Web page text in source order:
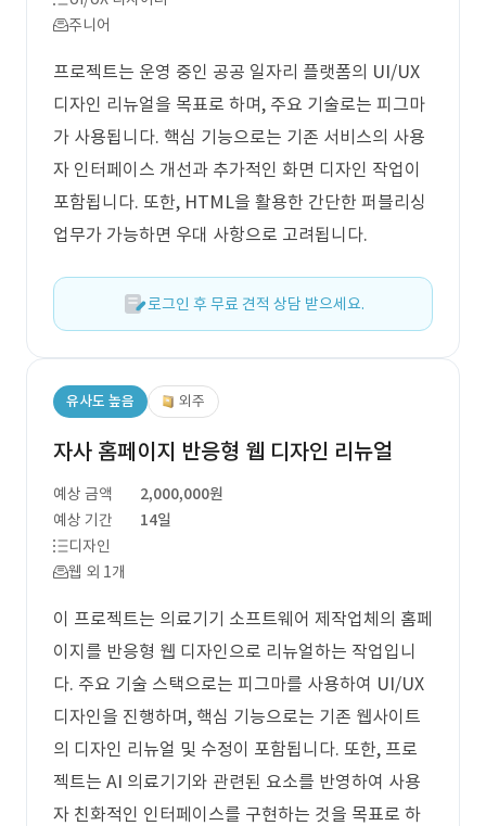
주니어
프로젝트는 운영 중인 공공 일자리 플랫폼의 UI/UX
디자인 리뉴얼을 목표로 하며, 주요 기술로는 피그마
가 사용됩니다. 핵심 기능으로는 기존 서비스의 사용
자 인터페이스 개선과 추가적인 화면 디자인 작업이
포함됩니다. 또한, HTML을 활용한 간단한 퍼블리싱
업무가 가능하면 우대 사항으로 고려됩니다.
로그인 후 무료 견적 상담 받으세요.
유사도 높음 외주
자사 홈페이지 반응형 웹 디자인 리뉴얼
예상 금액
2,000,000원
예상 기간
14일
디자인
웹 외 1개
이 프로젝트는 의료기기 소프트웨어 제작업체의 홈페
이지를 반응형 웹 디자인으로 리뉴얼하는 작업입니
다. 주요 기술 스택으로는 피그마를 사용하여 UI/UX
디자인을 진행하며, 핵심 기능으로는 기존 웹사이트
의 디자인 리뉴얼 및 수정이 포함됩니다. 또한, 프로
젝트는 AI 의료기기와 관련된 요소를 반영하여 사용
자 친화적인 인터페이스를 구현하는 것을 목표로 하